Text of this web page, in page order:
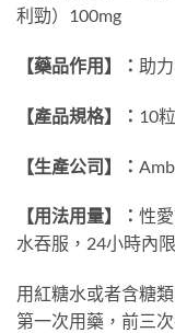
利勁）100mg
【藥品作用】： 助
【產品規格】： 10
【生產公司】：
【用法用量】： 性
水吞服，24小時內
用紅糖水或者含糖
第一次用藥，前三